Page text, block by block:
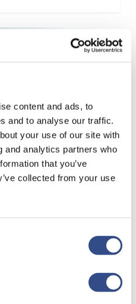
content and ads, to
and to analyse our traffic.
your use of our site with
and analytics partners who
that you’ve
collected from your use